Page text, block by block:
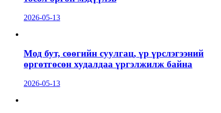
2026-05-13
Мод бут, сөөгийн суулгац, үр үрслэгээний
өргөтгөсөн худалдаа үргэлжилж байна
2026-05-13